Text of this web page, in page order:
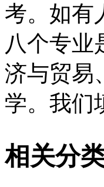
考。如有
八个专业
济与贸易
学。我们
相关分